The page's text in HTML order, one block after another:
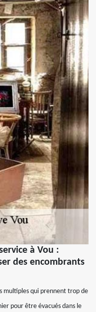
à Vou :
des encombrants
multiples qui prennent trop de
pour être évacués dans le